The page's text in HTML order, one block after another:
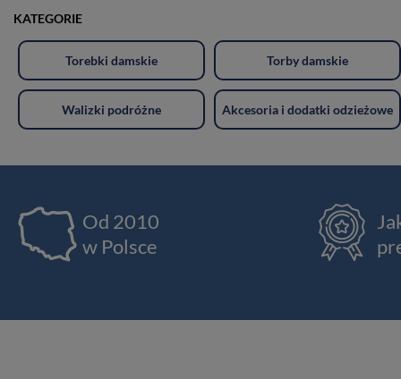
KATEGORIE
Torebki damskie Torby damskie
Walizki podróżne Akcesoria i dodatki odzieżowe
Od 2010
w Polsce